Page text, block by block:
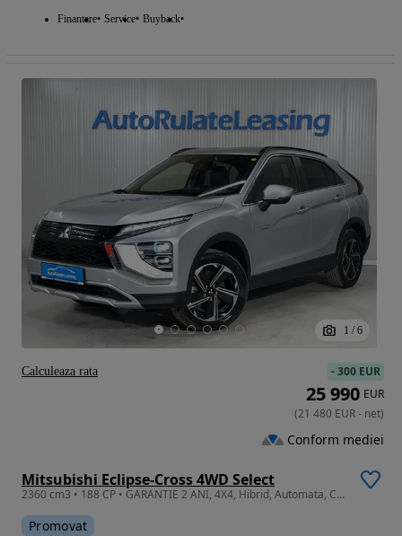
Finantare Service Buyback
1 / 6
Mitsubishi Eclipse-Cross 4WD Select
2360 cm3 • 188 CP • GARANTIE 2 ANI, 4X4, Hibrid, Automata, Camera, LED, Scaune incalzite
Promovat
-300 EUR
25 990 EUR
(21 480 EUR- net)
Conform mediei
Calculeaza rata